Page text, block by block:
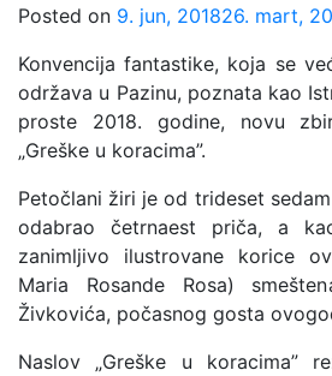
Posted on 9. jun, 201826. mart,
Konvencija fantastike, koja se
održava u Pazinu, poznata kao
proste 2018. godine, novu
„Greške u koracima”.
Petočlani žiri je od trideset
odabrao četrnaest priča, a
zanimljivo ilustrovane korice
Maria Rosande Rosa)
Živkovića, počasnog gosta
Naslov „Greške u koracima”